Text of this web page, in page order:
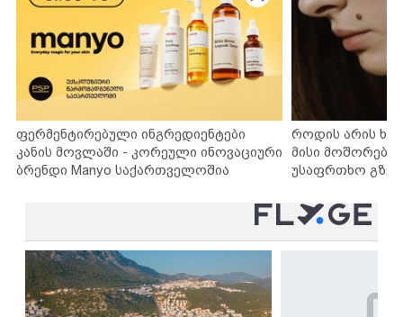
ფერმენტირებული ინგრედიენტები
კანის მოვლაში - კორეული ინოვაციური
ბრენდი Manyo საქართველოშია
როდის არის
მისი
უსაფრთხო